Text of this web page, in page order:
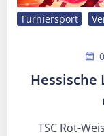
Turniersport
TSC Rot-